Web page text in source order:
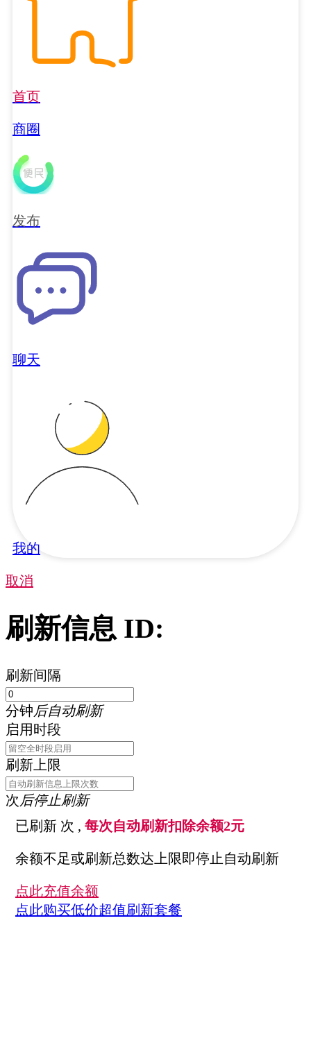
首页
商圈
发布
聊天
我的
取消
刷新信息 ID:
刷新间隔
分钟后自动刷新
启用时段
刷新上限
次 后停止刷新
已刷新 次 , 每次自动刷新扣除余额2元
余额不足或刷新总数达上限即停止自动刷新
点此充值余额
点此购买低价超值刷新套餐